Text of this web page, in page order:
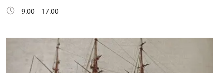
9.00 – 17.00